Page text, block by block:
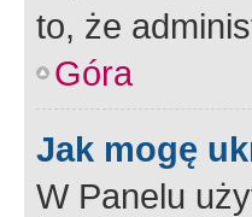
to, że
Góra
Jak mogę
W Panelu